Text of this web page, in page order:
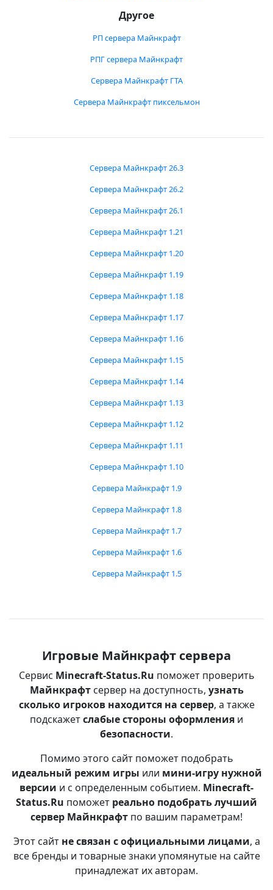
Другое
РП сервера Майнкрафт
РПГ сервера Майнкрафт
Сервера Майнкрафт ГТА
Сервера Майнкрафт пиксельмон
Сервера Майнкрафт 26.3
Сервера Майнкрафт 26.2
Сервера Майнкрафт 26.1
Сервера Майнкрафт 1.21
Сервера Майнкрафт 1.20
Сервера Майнкрафт 1.19
Сервера Майнкрафт 1.18
Сервера Майнкрафт 1.17
Сервера Майнкрафт 1.16
Сервера Майнкрафт 1.15
Сервера Майнкрафт 1.14
Сервера Майнкрафт 1.13
Сервера Майнкрафт 1.12
Сервера Майнкрафт 1.11
Сервера Майнкрафт 1.10
Сервера Майнкрафт 1.9
Сервера Майнкрафт 1.8
Сервера Майнкрафт 1.7
Сервера Майнкрафт 1.6
Сервера Майнкрафт 1.5
Игровые Майнкрафт сервера
Сервис Minecraft-Status.Ru поможет проверить
Майнкрафтсервер на доступность, узнать
сколько игроков находится на сервер, а также
подскажетслабые стороны оформления и
безопасности.
Помимо этого сайт поможет подобрать
идеальный режим игры или мини-игру нужной
версии и с определенным событием. Minecraft-
Status.Ru поможет реально подобрать лучший
сервер Майнкрафт по вашим параметрам!
Этот сайт не связан с официальными лицами, а
все бренды и товарные знаки упомянутые на сайте
принадлежат их авторам.